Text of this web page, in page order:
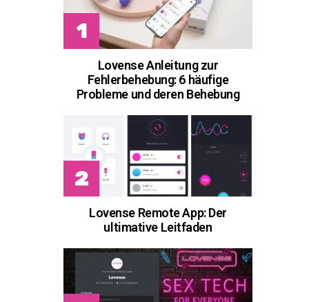
Lovense Anleitung zur
Fehlerbehebung: 6 häufige
Probleme und deren Behebung
Lovense Remote App: Der
ultimative Leitfaden